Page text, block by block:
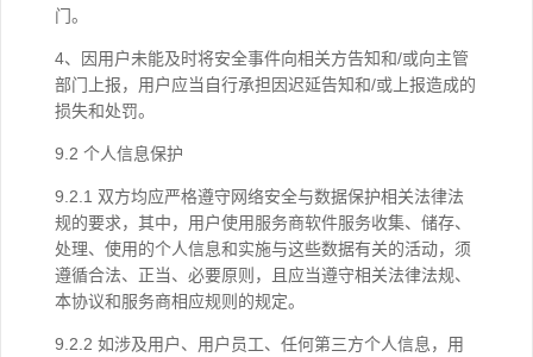
门。
4、因用户未能及时将安全事件向相关方告知和/或向主管
部门上报，用户应当自行承担因迟延告知和/或上报造成的
损失和处罚。
9.2 个人信息保护
9.2.1 双方均应严格遵守网络安全与数据保护相关法律法
规的要求，其中，用户使用服务商软件服务收集、储存、
处理、使用的个人信息和实施与这些数据有关的活动，须
遵循合法、正当、必要原则，且应当遵守相关法律法规、
本协议和服务商相应规则的规定。
9.2.2 如涉及用户、用户员工、任何第三方个人信息，用